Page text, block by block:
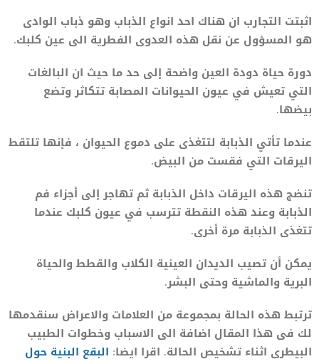
اثبتت التجارب ان هناك احد انواع الذباب وهو ذباب الوادى
هو المسؤول عن نقل هذه العدوى الفطرية الى عين كلبك.
دورة حياة دودة العين واضحة إلى حد ما حيث ان البالغات
التي تعيش في عيون الحيوانات المصابة تتكاثر وتضع
بيضها.
عندما تأتي الذبابة لتتغذى على دموع الحيوان ، فإنها تلتقط
اليرقات التي فقست من البيض.
تنضج هذه اليرقات داخل الذبابة ثم تهاجر إلى أجزاء فم
الذبابة وعند هذه النقطة تترسب في عيون كلبك عندما
تتغذى الذبابة مرة أخرى.
يمكن أن تصيب الديدان العينية الكلاب والقطط والحياة
البرية والماشية وحتى البشر.
ترتبط هذه الحالة بمجموعة من العلامات والاعراض سنقدمها
لك فى هذا المقال اضافة الى الاسباب وخطوات الطبيب
البيطرى اثناء تشخيص الحالة. اقرا ايضا: البقع البنية حول